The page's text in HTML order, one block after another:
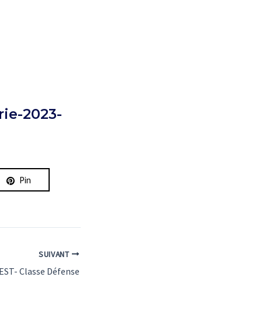
2023-
Pin
SUIVANT
Classe Défense